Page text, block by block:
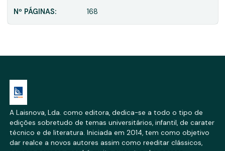
Nº PÁGINAS: 168
A Laisnova, Lda. como editora, dedica-se a todo o tipo de
edições sobretudo de temas universitários, infantil, de carater
técnico e de literatura. Iniciada em 2014, tem como objetivo
dar realce a novos autores assim como reeditar clássicos,